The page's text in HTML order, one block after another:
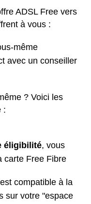
ADSL Free vers
à vous :
même
avec un conseiller
? Voici les
:
éligibilité, vous
carte Free Fibre
compatible à la
sur votre "espace